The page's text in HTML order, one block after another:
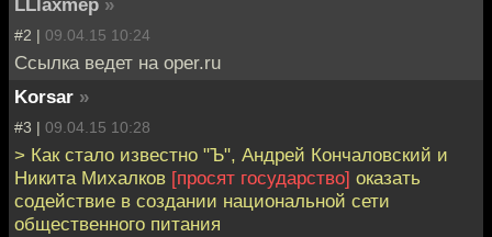
LLlaxmep »
#2 | 09.04.15 10:24
Ссылка ведет на oper.ru
Korsar »
#3 | 09.04.15 10:28
> Как стало известно "Ъ", Андрей Кончаловский и
Никита Михалков [просят государство] оказать
содействие в создании национальной сети
общественного питания